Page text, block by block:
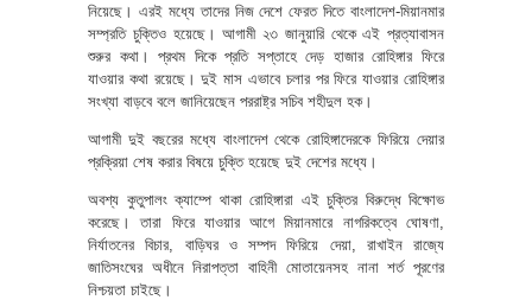
নিয়েছে। এরই মধ্যে তাদের নিজ দেশে ফেরত দিতে বাংলাদেশ-মিয়ানমার
সম্প্রতি চুক্তিও হয়েছে। আগামী ২৩ জানুয়ারি থেকে এই প্রত্যাবাসন
শুরুর কথা। প্রথম দিকে প্রতি সপ্তাহে দেড় হাজার রোহিঙ্গার ফিরে
যাওয়ার কথা রয়েছে। দুই মাস এভাবে চলার পর ফিরে যাওয়ার রোহিঙ্গার
সংখ্যা বাড়বে বলে জানিয়েছেন পররাষ্ট্র সচিব শহীদুল হক।
আগামী দুই বছরের মধ্যে বাংলাদেশ থেকে রোহিঙ্গাদেরকে ফিরিয়ে দেয়ার
প্রক্রিয়া শেষ করার বিষয়ে চুক্তি হয়েছে দুই দেশের মধ্যে।
অবশ্য কুতুপালং ক্যাম্পে থাকা রোহিঙ্গারা এই চুক্তির বিরুদ্ধে বিক্ষোভ
করেছে। তারা ফিরে যাওয়ার আগে মিয়ানমারে নাগরিকত্বে ঘোষণা,
নির্যাতনের বিচার, বাড়িঘর ও সম্পদ ফিরিয়ে দেয়া, রাখাইন রাজ্যে
জাতিসংঘের অধীনে নিরাপত্তা বাহিনী মোতায়েনসহ নানা শর্ত পূরণের
নিশ্চয়তা চাইছে।